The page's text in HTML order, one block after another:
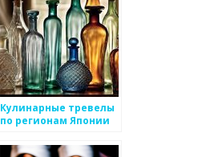
Кулинарные тревелы
по регионам Японии